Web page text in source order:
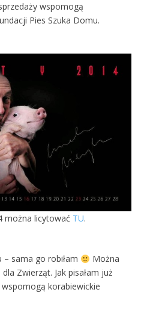
wspomogą
Pies Szuka Domu.
można licytować TU.
– sama go robiłam
Można
Zwierząt. Jak pisałam już
korabiewickie